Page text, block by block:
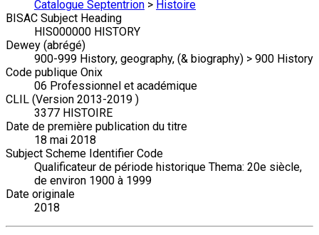
Catalogue Septentrion > Histoire
BISAC Subject Heading
HIS000000 HISTORY
Dewey (abrégé)
900-999 History, geography, (& biography) > 900 History
Code publique Onix
06 Professionnel et académique
CLIL (Version 2013-2019 )
3377 HISTOIRE
Date de première publication du titre
18 mai 2018
Subject Scheme Identifier Code
Qualificateur de période historique Thema: 20e siècle,
de environ 1900 à 1999
Date originale
2018